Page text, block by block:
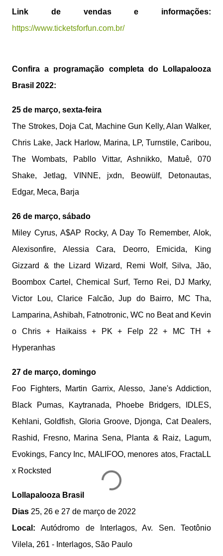
Link de vendas e informações:
https://www.ticketsforfun.com.br/
Confira a programação completa do Lollapalooza
Brasil 2022:
25 de março, sexta-feira
The Strokes, Doja Cat, Machine Gun Kelly, Alan Walker,
Chris Lake, Jack Harlow, Marina, LP, Turnstile, Caribou,
The Wombats, Pabllo Vittar, Ashnikko, Matuê, 070
Shake, Jetlag, VINNE, jxdn, Beowülf, Detonautas,
Edgar, Meca, Barja
26 de março, sábado
Miley Cyrus, A$AP Rocky, A Day To Remember, Alok,
Alexisonfire, Alessia Cara, Deorro, Emicida, King
Gizzard & the Lizard Wizard, Remi Wolf, Silva, Jão,
Boombox Cartel, Chemical Surf, Terno Rei, DJ Marky,
Victor Lou, Clarice Falcão, Jup do Bairro, MC Tha,
Lamparina, Ashibah, Fatnotronic, WC no Beat and Kevin
o Chris + Haikaiss + PK + Felp 22 + MC TH +
Hyperanhas
27 de março, domingo
Foo Fighters, Martin Garrix, Alesso, Jane's Addiction,
Black Pumas, Kaytranada, Phoebe Bridgers, IDLES,
Kehlani, Goldfish, Gloria Groove, Djonga, Cat Dealers,
Rashid, Fresno, Marina Sena, Planta & Raiz, Lagum,
Evokings, Fancy Inc, MALIFOO, menores atos, FractaLL
x Rocksted
Lollapalooza Brasil
Dias 25, 26 e 27 de março de 2022
Local:Autódromo de Interlagos, Av. Sen. Teotônio
Vilela, 261 - Interlagos, São Paulo